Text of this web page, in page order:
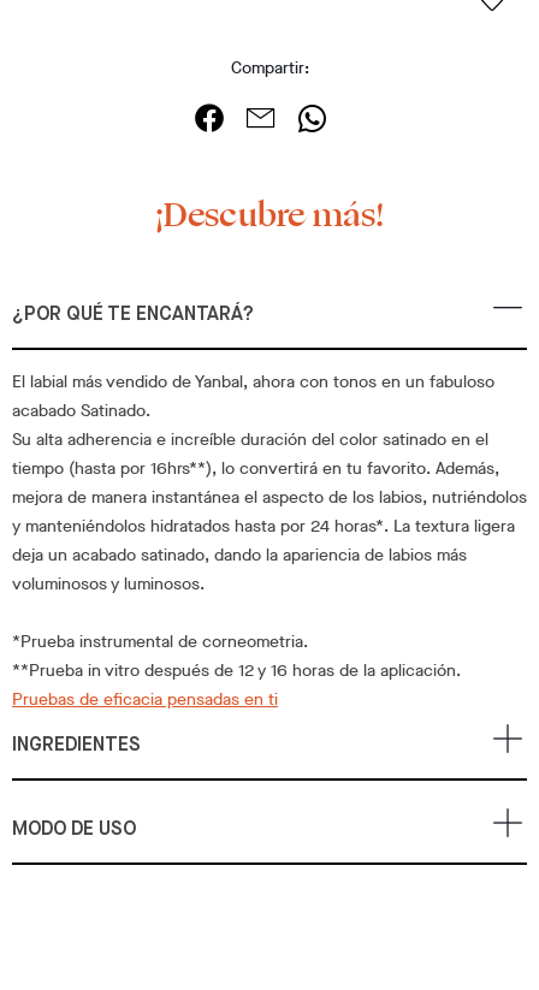
Compartir:
¡Descubre más!
¿POR QUÉ TE ENCANTARÁ?
El labial más vendido de Yanbal, ahora con tonos en un fabuloso
acabado Satinado.
Su alta adherencia e increíble duración del color satinado en el
tiempo (hasta por 16hrs**), lo convertirá en tu favorito. Además,
mejora de manera instantánea el aspecto de los labios, nutriéndolos
y manteniéndolos hidratados hasta por 24 horas*. La textura ligera
deja un acabado satinado, dando la apariencia de labios más
voluminosos y luminosos.
*Prueba instrumental de corneometria.
**Prueba in vitro después de 12 y 16 horas de la aplicación.
Pruebas de eficacia pensadas en ti
INGREDIENTES
MODO DE USO